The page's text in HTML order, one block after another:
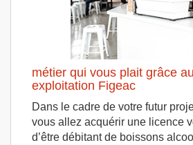
métier qui vous plait grâce
exploitation Figeac
Dans le cadre de votre futur
vous allez acquérir une licence
d’être débitant de boissons